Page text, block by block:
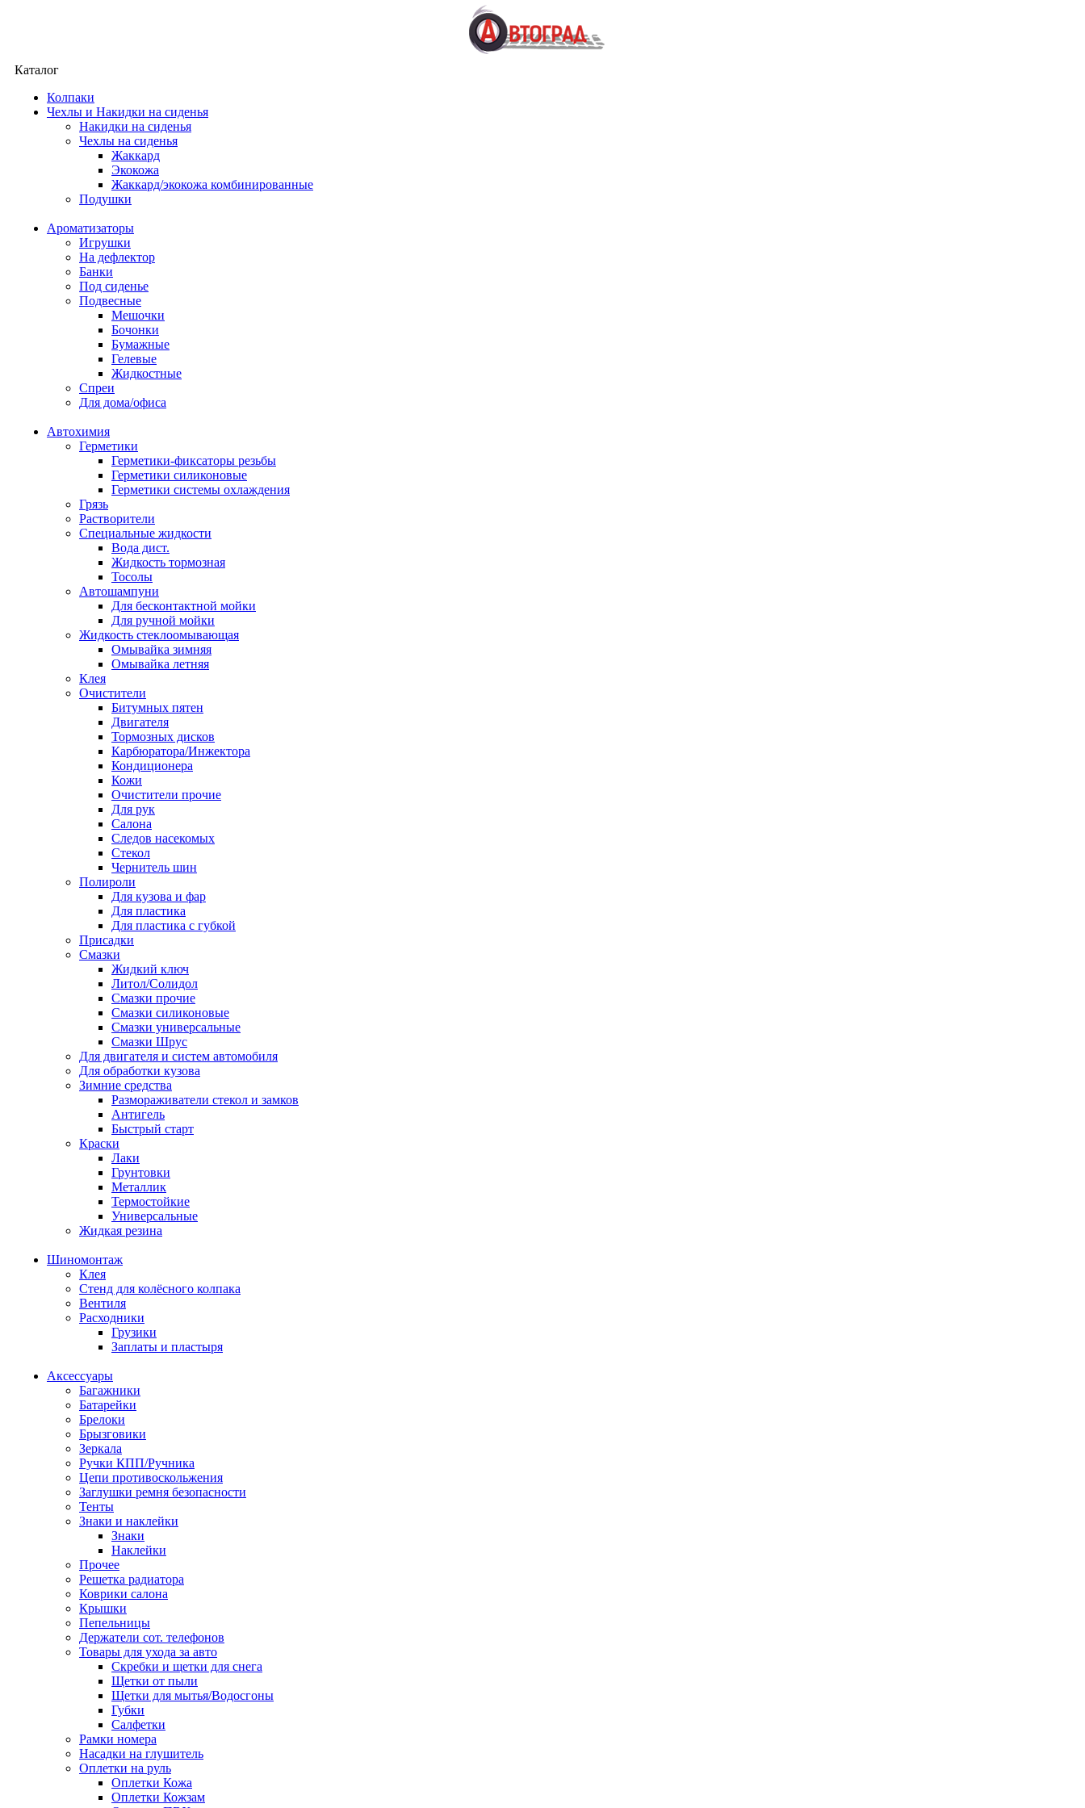
Каталог
Колпаки
Чехлы и Накидки на сиденья
Накидки на сиденья
Чехлы на сиденья
Жаккард
Экокожа
Жаккард/экокожа комбинированные
Подушки
Ароматизаторы
Игрушки
На дефлектор
Банки
Под сиденье
Подвесные
Мешочки
Бочонки
Бумажные
Гелевые
Жидкостные
Спреи
Для дома/офиса
Автохимия
Герметики
Герметики-фиксаторы резьбы
Герметики силиконовые
Герметики системы охлаждения
Грязь
Растворители
Специальные жидкости
Вода дист.
Жидкость тормозная
Тосолы
Автошампуни
Для бесконтактной мойки
Для ручной мойки
Жидкость стеклоомывающая
Омывайка зимняя
Омывайка летняя
Клея
Очистители
Битумных пятен
Двигателя
Тормозных дисков
Карбюратора/Инжектора
Кондиционера
Кожи
Очистители прочие
Для рук
Салона
Следов насекомых
Стекол
Чернитель шин
Полироли
Для кузова и фар
Для пластика
Для пластика с губкой
Присадки
Смазки
Жидкий ключ
Литол/Солидол
Смазки прочие
Смазки силиконовые
Смазки универсальные
Смазки Шрус
Для двигателя и систем автомобиля
Для обработки кузова
Зимние средства
Размораживатели стекол и замков
Антигель
Быстрый старт
Краски
Лаки
Грунтовки
Металлик
Термостойкие
Универсальные
Жидкая резина
Шиномонтаж
Клея
Стенд для колёсного колпака
Вентиля
Расходники
Грузики
Заплаты и пластыря
Аксессуары
Багажники
Батарейки
Брелоки
Брызговики
Зеркала
Ручки КПП/Ручника
Цепи противоскольжения
Заглушки ремня безопасности
Тенты
Знаки и наклейки
Знаки
Наклейки
Прочее
Решетка радиатора
Коврики салона
Крышки
Пепельницы
Держатели сот. телефонов
Товары для ухода за авто
Скребки и щетки для снега
Щетки от пыли
Щетки для мытья/Водосгоны
Губки
Салфетки
Рамки номера
Насадки на глушитель
Оплетки на руль
Оплетки Кожа
Оплетки Кожзам